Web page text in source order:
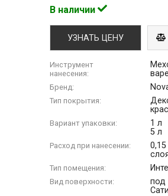
В наличии
УЗНАТЬ ЦЕНУ
Инструмент
нанесения:
Бренд:
Тип покрытия:
Вариант упаковки:
1 л
5 л
Расход при нанесении:
Тип помещения:
Вид поверхности:
под